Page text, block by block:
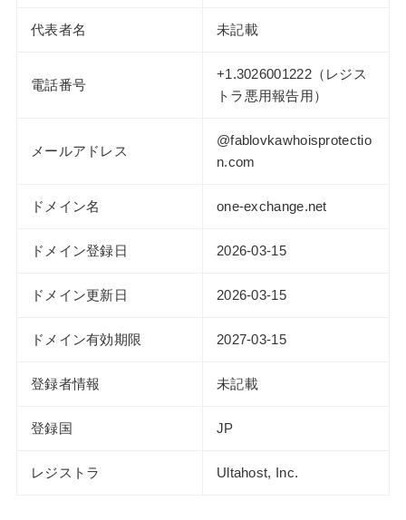
代表者名 未記載
電話番号
+1.3026001222（レジス
トラ悪用報告用）
メールアドレス
@fablovkawhoisprotectio
n.com
ドメイン名 one-exchange.net
ドメイン登録日 2026-03-15
ドメイン更新日 2026-03-15
ドメイン有効期限 2027-03-15
登録者情報 未記載
登録国 JP
レジストラ Ultahost, Inc.